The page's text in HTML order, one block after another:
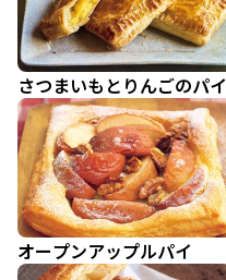
さつまいもとりんごのパイ
オープンアップルパイ